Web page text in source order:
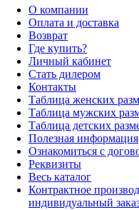
О компании
Оплата и доставка
Возврат
Где купить?
Личный кабинет
Стать дилером
Контакты
Таблица женских
Таблица мужских
Таблица детских
Полезная информация
Ознакомиться с
Реквизиты
Весь каталог
Контрактное
индивидуальный